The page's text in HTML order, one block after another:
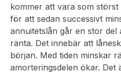
kommer att vara som
för att sedan successivt
annuitetslån går en stor del
ränta. Det innebär att
början. Med tiden minskar
amorteringsdelen ökar. Det